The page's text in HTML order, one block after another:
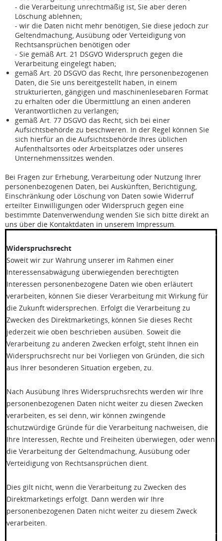
- die Verarbeitung unrechtmäßig ist, Sie aber deren
Löschung ablehnen;
- wir die Daten nicht mehr benötigen, Sie diese jedoch zur
Geltendmachung, Ausübung oder Verteidigung von
Rechtsansprüchen benötigen oder
- Sie gemäß Art. 21 DSGVO Widerspruch gegen die
Verarbeitung eingelegt haben;
gemäß Art. 20 DSGVO das Recht, Ihre personenbezogenen
Daten, die Sie uns bereitgestellt haben, in einem
strukturierten, gängigen und maschinenlesebaren Format
zu erhalten oder die Übermittlung an einen anderen
Verantwortlichen zu verlangen;
gemäß Art. 77 DSGVO das Recht, sich bei einer
Aufsichtsbehörde zu beschweren. In der Regel können Sie
sich hierfür an die Aufsichtsbehörde Ihres üblichen
Aufenthaltsortes oder Arbeitsplatzes oder unseres
Unternehmenssitzes wenden.
Bei Fragen zur Erhebung, Verarbeitung oder Nutzung Ihrer
personenbezogenen Daten, bei Auskünften, Berichtigung,
Einschränkung oder Löschung von Daten sowie Widerruf
erteilter Einwilligungen oder Widerspruch gegen eine
bestimmte Datenverwendung wenden Sie sich bitte direkt an
uns über die Kontaktdaten in unserem Impressum.
Widerspruchsrecht
Soweit wir zur Wahrung unserer im Rahmen einer
Interessensabwägung überwiegenden berechtigten
Interessen personenbezogene Daten wie oben erläutert
verarbeiten, können Sie dieser Verarbeitung mit Wirkung für
die Zukunft widersprechen. Erfolgt die Verarbeitung zu
Zwecken des Direktmarketings, können Sie dieses Recht
jederzeit wie oben beschrieben ausüben. Soweit die
Verarbeitung zu anderen Zwecken erfolgt, steht Ihnen ein
Widerspruchsrecht nur bei Vorliegen von Gründen, die sich
aus Ihrer besonderen Situation ergeben, zu.
Nach Ausübung Ihres Widerspruchsrechts werden wir Ihre
personenbezogenen Daten nicht weiter zu diesen Zwecken
verarbeiten, es sei denn, wir können zwingende
schutzwürdige Gründe für die Verarbeitung nachweisen, die
Ihre Interessen, Rechte und Freiheiten überwiegen, oder wenn
die Verarbeitung der Geltendmachung, Ausübung oder
Verteidigung von Rechtsansprüchen dient.
Dies gilt nicht, wenn die Verarbeitung zu Zwecken des
Direktmarketings erfolgt. Dann werden wir Ihre
personenbezogenen Daten nicht weiter zu diesem Zweck
verarbeiten.